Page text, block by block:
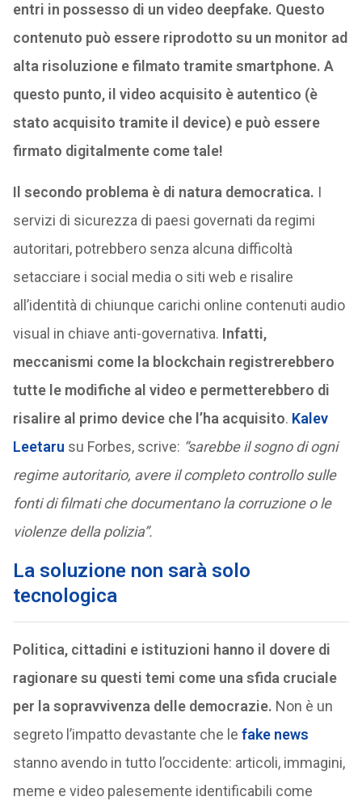
entri in possesso di un video deepfake. Questo
contenuto può essere riprodotto su un monitor ad
alta risoluzione e filmato tramite smartphone. A
questo punto, il video acquisito è autentico (è
stato acquisito tramite il device) e può essere
firmato digitalmente come tale!
Il secondo problema è di natura democratica. I
servizi di sicurezza di paesi governati da regimi
autoritari, potrebbero senza alcuna difficoltà
setacciare i social media o siti web e risalire
all’identità di chiunque carichi online contenuti audio
visual in chiave anti-governativa. Infatti,
meccanismi come la blockchain registrerebbero
tutte le modifiche al video e permetterebbero di
risalire al primo device che l’ha acquisito. Kalev
Leetaru su Forbes, scrive: “sarebbe il sogno di ogni
regime autoritario, avere il completo controllo sulle
fonti di filmati che documentano la corruzione o le
violenze della polizia”.
La soluzione non sarà solo
tecnologica
Politica, cittadini e istituzioni hanno il dovere di
ragionare su questi temi come una sfida cruciale
per la sopravvivenza delle democrazie. Non è un
segreto l’impatto devastante che le fake news
stanno avendo in tutto l’occidente: articoli, immagini,
meme e video palesemente identificabili come